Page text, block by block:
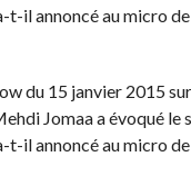
t-il annoncé au micro
du 15 janvier 2015
Jomaa a évoqué le
t-il annoncé au micro